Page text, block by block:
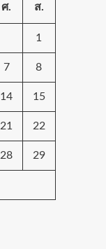
ศ. ส.
1
7 8
14 15
21 22
28 29